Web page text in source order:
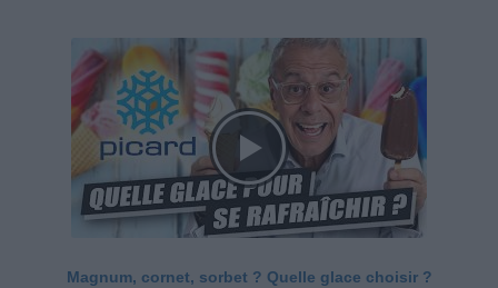
Magnum, cornet, sorbet ? Quelle glace choisir ?